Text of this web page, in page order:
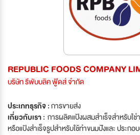
REPUBLIC FOODS COMPANY
บริษัท รีพับบลิค ฟู้ดส์ จำกัด
ประเภทธุรกิจ :การขายส่ง
เกี่ยวกับเรา : การผลิตแป้งผสมสำเร็จสำหรับใ
หรือแป้งสำเร็จรูปสำหรับใช้ทำขนมปังและ ประกอ